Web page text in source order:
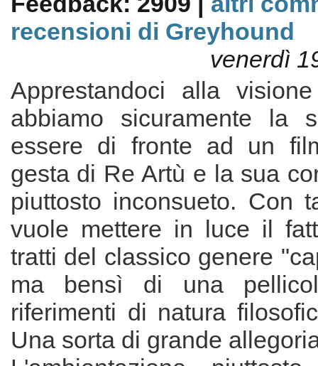
recensioni di Greyhound
venerdì
Apprestandoci alla
abbiamo sicuramente la
essere di fronte ad un
gesta di Re Artù e la sua
piuttosto inconsueto. Con
vuole mettere in luce il
tratti del classico genere
ma bensì di una
riferimenti di natura
Una sorta di grande